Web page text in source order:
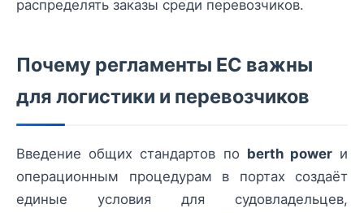
распределять заказы среди перевозчиков.
Почему регламенты ЕС важны
для логистики и перевозчиков
Введение общих стандартов по berth powerи
операционным процедурам в портах создаёт
единые условия для судовладельцев,